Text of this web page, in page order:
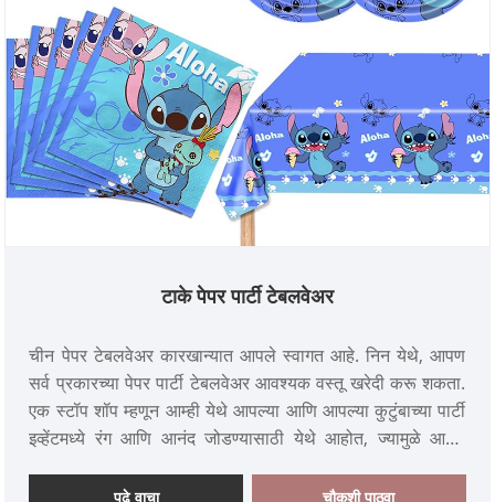
टाके पेपर पार्टी टेबलवेअर
चीन पेपर टेबलवेअर कारखान्यात आपले स्वागत आहे. निन येथे, आपण
सर्व प्रकारच्या पेपर पार्टी टेबलवेअर आवश्यक वस्तू खरेदी करू शकता.
एक स्टॉप शॉप म्हणून आम्ही येथे आपल्या आणि आपल्या कुटुंबाच्या पार्टी
इव्हेंटमध्ये रंग आणि आनंद जोडण्यासाठी येथे आहोत, ज्यामुळे आपण
आनंद आणि आनंद मिळू शकेल. आपण आपल्या मुलासाठी विविध डिस्ने-
पुढे वाचा चौकशी पाठवा